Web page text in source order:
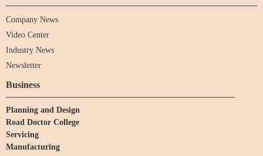
Company News
Video Center
Industry News
Newsletter
Business
Planning and Design
Road Doctor College
Servicing
Manufacturing